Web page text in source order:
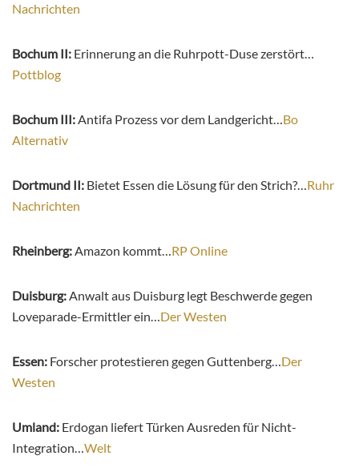
Nachrichten
Bochum II: Erinnerung an die Ruhrpott-Duse zerstört…
Pottblog
Bochum III:Antifa Prozess vor dem Landgericht…Bo
Alternativ
Dortmund II: Bietet Essen die Lösung für den Strich?…Ruhr
Nachrichten
Rheinberg:Amazon kommt…RP Online
Duisburg:Anwalt aus Duisburg legt Beschwerde gegen
Loveparade-Ermittler ein…Der Westen
Essen: Forscher protestieren gegen Guttenberg…Der
Westen
Umland: Erdogan liefert Türken Ausreden für Nicht-
Integration…Welt